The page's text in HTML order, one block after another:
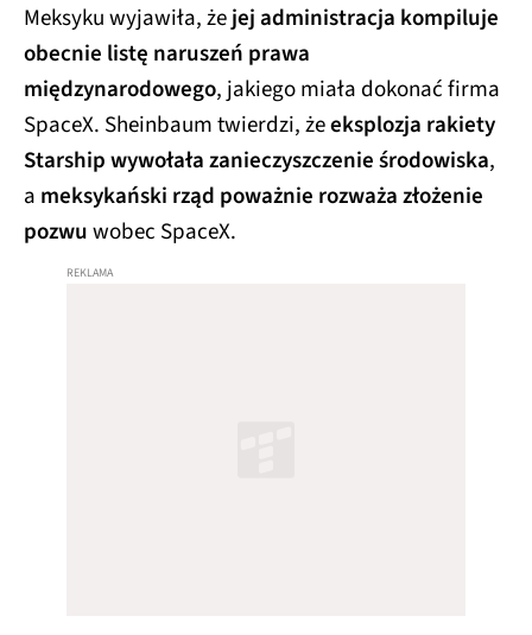
Meksyku wyjawiła, żejej administracja kompiluje
obecnie listę naruszeń prawa
międzynarodowego, jakiego miała dokonać firma
SpaceX. Sheinbaum twierdzi, żeeksplozja rakiety
Starship wywołała zanieczyszczenie środowiska,
a meksykański rząd poważnie rozważa złożenie
pozwuwobec SpaceX.